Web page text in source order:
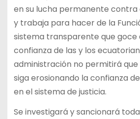
en su lucha permanente
y trabaja para hacer de la
sistema transparente que goce
confianza de las y los
administración no permitirá
siga erosionando la confianza
en el sistema de justicia.
Se investigará y sancionará